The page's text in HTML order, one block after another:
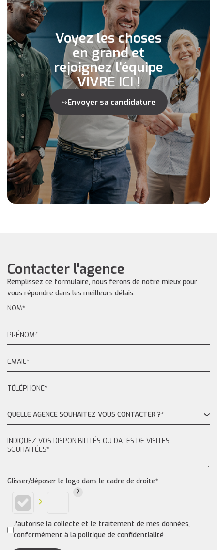
Voyez les choses
en grand et
rejoignez l'équipe
VIVRE ICI !
Envoyer sa candidature
Contacter l'agence
Remplissez ce formulaire, nous ferons de notre mieux pour
vous répondre dans les meilleurs délais.
QUELLE AGENCE SOUHAITEZ VOUS CONTACTER ?*
Glisser/déposer le logo dans le cadre de droite*
J'autorise la collecte et le traitement de mes données,
conformément à la politique de confidentialité